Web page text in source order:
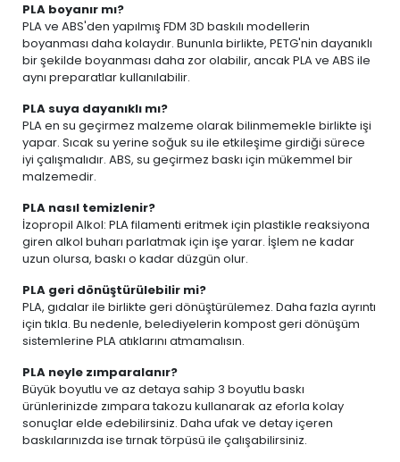
PLA boyanır mı?
PLA ve ABS'den yapılmış FDM 3D baskılı modellerin
boyanması daha kolaydır. Bununla birlikte, PETG'nin dayanıklı
bir şekilde boyanması daha zor olabilir, ancak PLA ve ABS ile
aynı preparatlar kullanılabilir.
PLA suya dayanıklı mı?
PLA en su geçirmez malzeme olarak bilinmemekle birlikte işi
yapar. Sıcak su yerine soğuk su ile etkileşime girdiği sürece
iyi çalışmalıdır. ABS, su geçirmez baskı için mükemmel bir
malzemedir.
PLA nasıl temizlenir?
İzopropil Alkol: PLA filamenti eritmek için plastikle reaksiyona
giren alkol buharı parlatmak için işe yarar. İşlem ne kadar
uzun olursa, baskı o kadar düzgün olur.
PLA geri dönüştürülebilir mi?
PLA, gıdalar ile birlikte geri dönüştürülemez. Daha fazla ayrıntı
için tıkla. Bu nedenle, belediyelerin kompost geri dönüşüm
sistemlerine PLA atıklarını atmamalısın.
PLA neyle zımparalanır?
Büyük boyutlu ve az detaya sahip 3 boyutlu baskı
ürünlerinizde zımpara takozu kullanarak az eforla kolay
sonuçlar elde edebilirsiniz. Daha ufak ve detay içeren
baskılarınızda ise tırnak törpüsü ile çalışabilirsiniz.